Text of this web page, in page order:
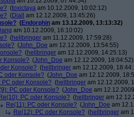
(toxictaya am 10.12.2009, 10:02:12)
(Diall
am 12.12.2009, 13:45:26)
(Endorphin am 13.12.2009, 13:13:32)
am 10.12.2009, 16:10:02)
(hellbringer am 11.12.2009, 17:59:28)
(John_Doe am 12.12.2009, 13:54:55)
(hellbringer am 12.12.2009, 14:25:13)
Konsole? (John_Doe am 12.12.2009, 18:04:52)
Konsole? (hellbringer am 12.12.2009,
oder Konsole? (John_Doe am 12.12.2009,
PC oder Konsole? (hellbringer am 12.12.2009,
PC oder Konsole? (John_Doe am
Re(10): PC oder Konsole? (hellbringer am
Re(11): PC oder Konsole? (John_Doe am
Re(12): PC oder Konsole? (hellbringer am